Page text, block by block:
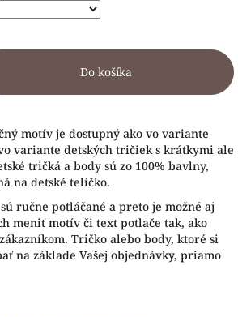
Do košíka
motív je dostupný ako vo variante
variante detských tričiek s krátkymi ale
tričká a body sú zo 100% bavlny,
na detské telíčko.
ručne potláčané a preto je možné aj
meniť motív či text potlače tak, ako
Tričko alebo body, ktoré si
na základe Vašej objednávky, priamo